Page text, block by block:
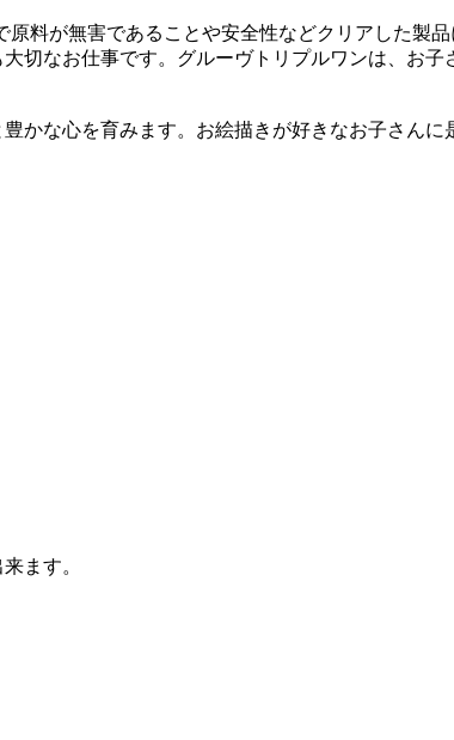
料が無害であることや安全性などクリアした製
切なお仕事です。グルーヴトリプルワンは、お
かな心を育みます。お絵描きが好きなお子さんに
ます。